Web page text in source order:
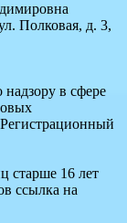
Полковая, д. 3,
в сфере
старше 16 лет
ссылка на